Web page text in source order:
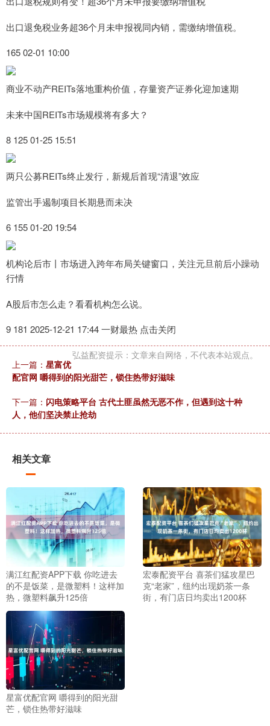
出口退免税业务超36个月未申报视同内销，需缴纳增值税。
165 02-01 10:00
商业不动产REITs落地重构价值，存量资产证券化迎加速期
未来中国REITs市场规模将有多大？
8 125 01-25 15:51
两只公募REITs终止发行，新规后首现“清退”效应
监管出手遏制项目长期悬而未决
6 155 01-20 19:54
机构论后市丨市场进入跨年布局关键窗口，关注元旦前后小躁动
行情
A股后市怎么走？看看机构怎么说。
9 181 2025-12-21 17:44 一财最热 点击关闭
弘益配资提示：文章来自网络，不代表本站观点。
上一篇： 星富优
配官网 嚼得到的阳光甜芒，锁住热带好滋味
下一篇： 闪电策略平台 古代土匪虽然无恶不作，但遇到这十种
人，他们坚决禁止抢劫
相关文章
满江红配资APP下载 你吃进去
的不是饭菜，是微塑料！这样加
热，微塑料飙升125倍
宏泰配资平台 喜茶们猛攻星巴
克“老家”，纽约出现奶茶一条
街，有门店日均卖出1200杯
星富优配官网 嚼得到的阳光甜
芒，锁住热带好滋味